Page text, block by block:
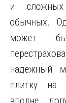
и сложных
обычных.
может
надежный
плитку на
вполне